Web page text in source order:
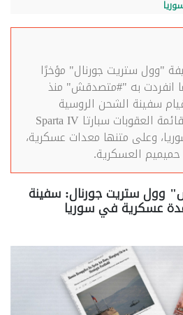
"وول ستريت جورنال" مؤخرًا
انفردت به "#متصدقش" منذ
سفينة الشحن الروسية
المدرجة في قائمة العقوبات سبارتا Sparta IV
وعلى متنها معدات عسكرية،
حميميم العسكرية.
وول ستريت جورنال: سفينة
عسكرية في سوريا